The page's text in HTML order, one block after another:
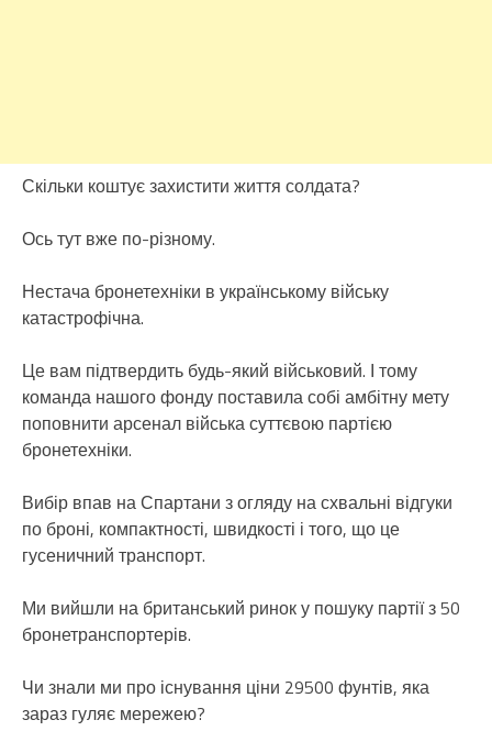
Скільки коштує захистити життя солдата?
Ось тут вже по-різному.
Нестача бронетехніки в українському війську
катастрофічна.
Це вам підтвердить будь-який військовий. І тому
команда нашого фонду поставила собі амбітну мету
поповнити арсенал війська суттєвою партією
бронетехніки.
Вибір впав на Спартани з огляду на схвальні відгуки
по броні, компактності, швидкості і того, що це
гусеничний транспорт.
Ми вийшли на британський ринок у пошуку партії з 50
бронетранспортерів.
Чи знали ми про існування ціни 29500 фунтів, яка
зараз гуляє мережею?